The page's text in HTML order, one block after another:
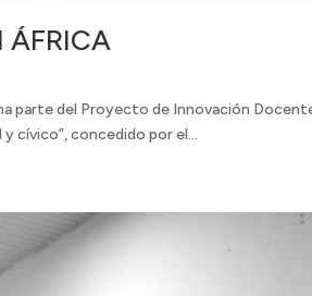
ÁFRICA
del Proyecto de Innovación
cívico”, concedido por el...